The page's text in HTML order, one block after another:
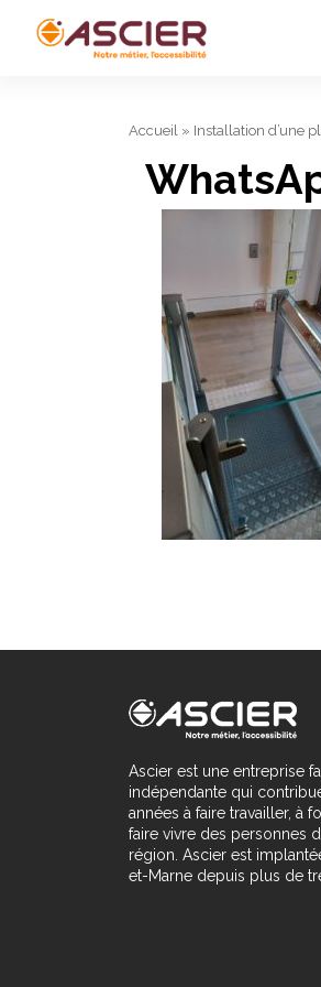
Accueil » Installation d’une
Ascier est une entreprise
indépendante qui
années à faire travailler, à
faire vivre des personnes
région. Ascier est
et-Marne depuis plus de